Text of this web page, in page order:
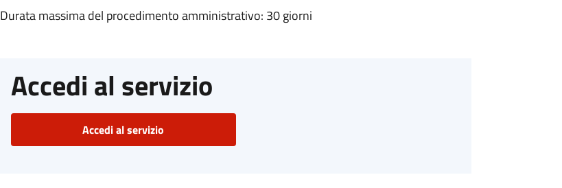
Durata massima del procedimento amministrativo: 30 giorni
Accedi al servizio
Accedi al servizio